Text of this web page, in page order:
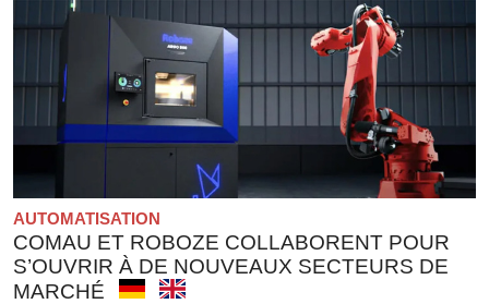
AUTOMATISATION
COMAU ET ROBOZE COLLABORENT POUR
S’OUVRIR À DE NOUVEAUX SECTEURS DE
MARCHÉ